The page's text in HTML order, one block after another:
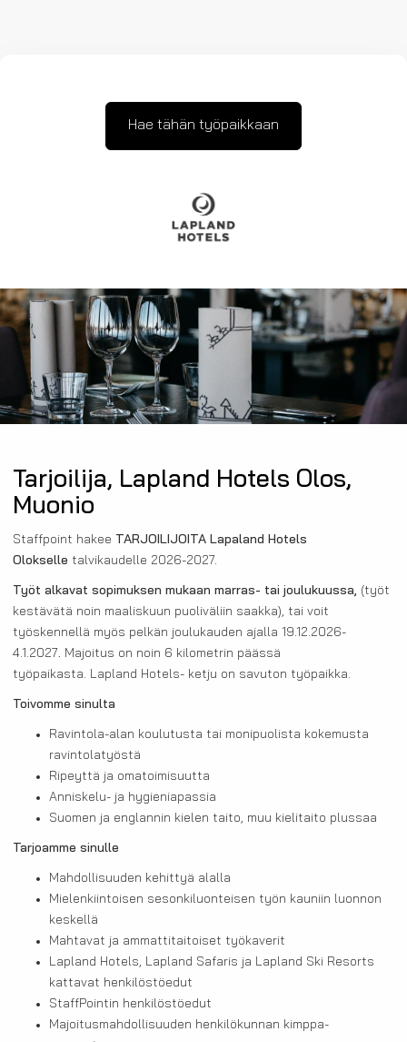
Hae tähän työpaikkaan
Tarjoilija, Lapland Hotels Olos,
Muonio
Staffpoint hakee TARJOILIJOITA Lapaland Hotels
Olokselle talvikaudelle 2026-2027.
Työt alkavat sopimuksen mukaan marras- tai joulukuussa, (työt
kestävätä noin maaliskuun puoliväliin saakka), tai voit
työskennellä myös pelkän joulukauden ajalla 19.12.2026-
4.1.2027. Majoitus on noin 6 kilometrin päässä
työpaikasta. Lapland Hotels- ketju on savuton työpaikka.
Toivomme sinulta
Ravintola-alan koulutusta tai monipuolista kokemusta
ravintolatyöstä
Ripeyttä ja omatoimisuutta
Anniskelu- ja hygieniapassia
Suomen ja englannin kielen taito, muu kielitaito plussaa
Tarjoamme sinulle
Mahdollisuuden kehittyä alalla
Mielenkiintoisen sesonkiluonteisen työn kauniin luonnon
keskellä
Mahtavat ja ammattitaitoiset työkaverit
Lapland Hotels, Lapland Safaris ja Lapland Ski Resorts
kattavat henkilöstöedut
StaffPointin henkilöstöedut
Majoitusmahdollisuuden henkilökunnan kimppa-